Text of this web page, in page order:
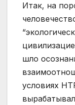
Итак, на
шло
условиях